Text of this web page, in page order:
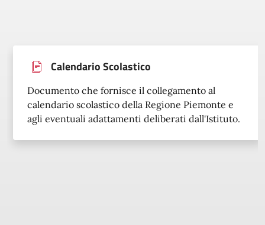
Calendario Scolastico
Documento che fornisce il collegamento al
calendario scolastico della Regione Piemonte e
agli eventuali adattamenti deliberati dall'Istituto.